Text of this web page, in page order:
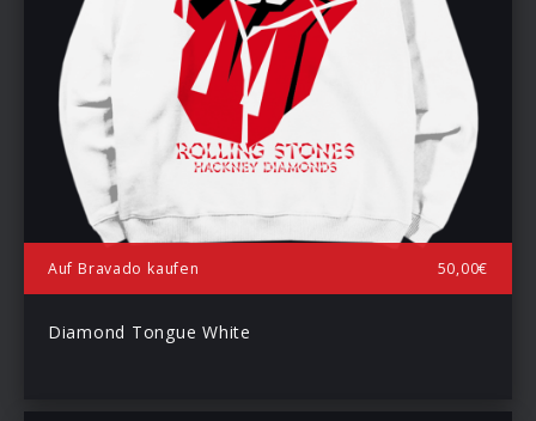
Auf Bravado kaufen 50,00€
Diamond Tongue White